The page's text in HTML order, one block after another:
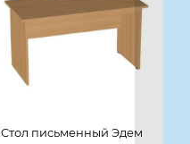
Cтол письменный Эдем